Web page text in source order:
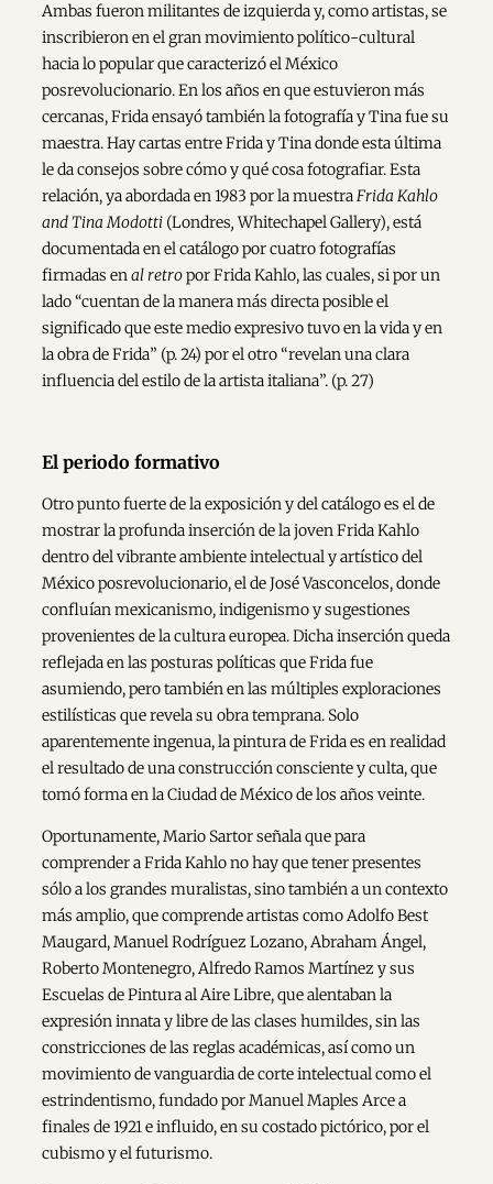
Ambas fueron militantes de izquierda y, como artistas, se
inscribieron en el gran movimiento político-cultural
hacia lo popular que caracterizó el México
posrevolucionario. En los años en que estuvieron más
cercanas, Frida ensayó también la fotografía y Tina fue su
maestra. Hay cartas entre Frida y Tina donde esta última
le da consejos sobre cómo y qué cosa fotografiar. Esta
relación, ya abordada en 1983 por la muestraFrida Kahlo
and Tina Modotti (Londres,Whitechapel Gallery), está
documentada en el catálogo por cuatro fotografías
firmadas enal retropor Frida Kahlo, las cuales, si por un
lado “cuentan de la manera más directa posible el
significado que este medio expresivo tuvo en la vida y en
la obra de Frida” (p. 24) por el otro “revelan una clara
influencia del estilo de la artista italiana”. (p. 27)
El periodo formativo
Otro punto fuerte de la exposición y del catálogo es el de
mostrar la profunda inserción de la joven Frida Kahlo
dentro del vibrante ambiente intelectual y artístico del
México posrevolucionario, el de José Vasconcelos, donde
confluían mexicanismo, indigenismo y sugestiones
provenientes de la cultura europea. Dicha inserción queda
reflejada en las posturas políticas que Frida fue
asumiendo, pero también en las múltiples exploraciones
estilísticas que revela su obra temprana. Solo
aparentemente ingenua, la pintura de Frida es en realidad
el resultado de una construcción consciente y culta, que
tomó forma en la Ciudad de México de los años veinte.
Oportunamente, Mario Sartor señala que para
comprender a Frida Kahlo no hay que tener presentes
sólo a los grandes muralistas, sino también a un contexto
más amplio, que comprende artistas como Adolfo Best
Maugard, Manuel Rodríguez Lozano, Abraham Ángel,
Roberto Montenegro, Alfredo Ramos Martínez y sus
Escuelas de Pintura al Aire Libre, que alentaban la
expresión innata y libre de las clases humildes, sin las
constricciones de las reglas académicas, así como un
movimiento de vanguardia de corte intelectual como el
estrindentismo, fundado por Manuel Maples Arce a
finales de 1921 e influido, en su costado pictórico, por el
cubismo y el futurismo.